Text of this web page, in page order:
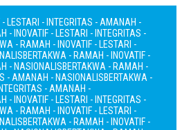
LESTARI - INTEGRITAS - AMANAH -
- INOVATIF - LESTARI - INTEGRITAS -
- RAMAH - INOVATIF - LESTARI -
BERTAKWA - RAMAH - INOVATIF -
- NASIONALISBERTAKWA - RAMAH -
- AMANAH - NASIONALISBERTAKWA -
- AMANAH -
- INOVATIF - LESTARI - INTEGRITAS -
- RAMAH - INOVATIF - LESTARI -
BERTAKWA - RAMAH - INOVATIF -